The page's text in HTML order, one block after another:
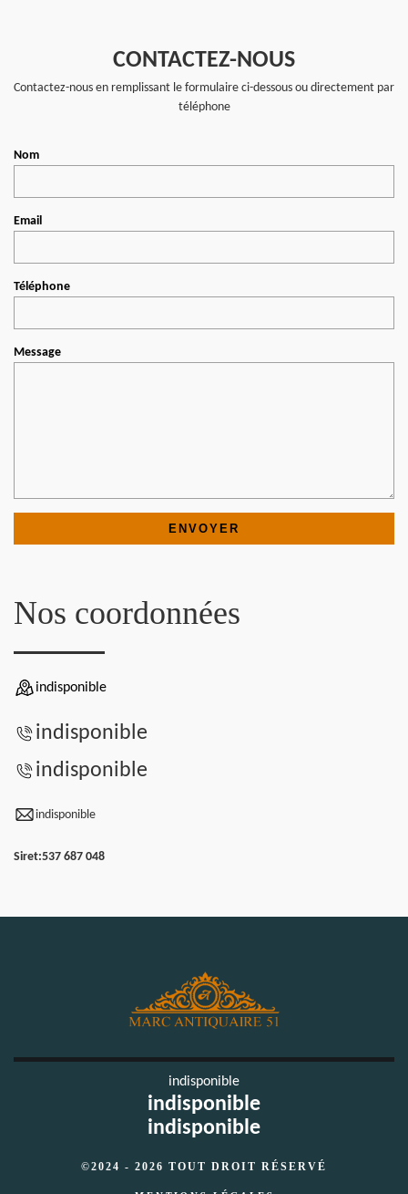
CONTACTEZ-NOUS
Contactez-nous en remplissant le formulaire ci-dessous ou directement par
téléphone
Nom
Email
Téléphone
Message
Nos coordonnées
indisponible
indisponible
indisponible
indisponible
Siret:537 687 048
indisponible
indisponible
indisponible
©2024 - 2026 TOUT DROIT RÉSERVÉ